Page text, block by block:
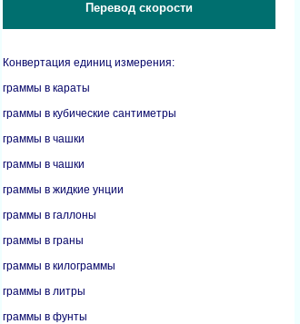
Перевод скорости
Конвертация единиц измерения:
граммы в караты
граммы в кубические сантиметры
граммы в чашки
граммы в чашки
граммы в жидкие унции
граммы в галлоны
граммы в граны
граммы в килограммы
граммы в литры
граммы в фунты